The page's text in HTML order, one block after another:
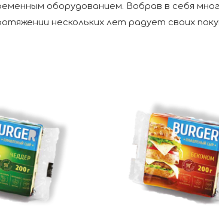
оборудованием. Вобрав в себя
нескольких лет радует своих